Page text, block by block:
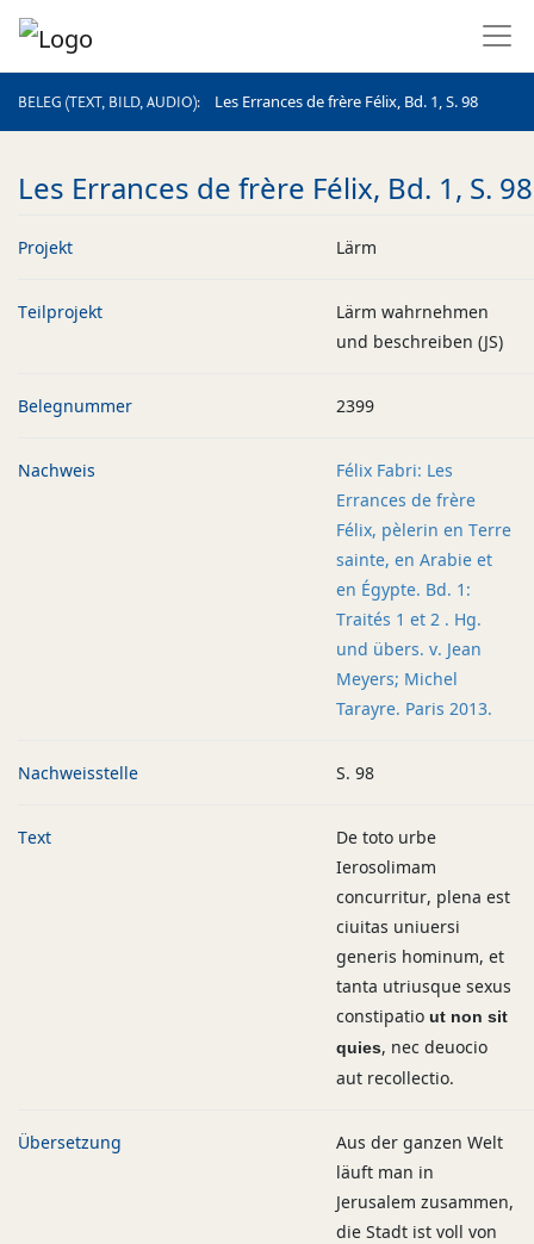
BELEG (TEXT, BILD, AUDIO) Les Errances de frère Félix, Bd. 1, S. 98
BELEG (TEXT, BILD, AUDIO)
Les Errances de frère Félix, Bd. 1, S. 98
Projekt Lärm
Teilprojekt
Lärm wahrnehmen
und beschreiben (JS)
Belegnummer 2399
Nachweis
Félix Fabri: Les
Errances de frère
Félix, pèlerin en Terre
sainte, en Arabie et
en Égypte. Bd. 1:
Traités 1 et 2 . Hg.
und übers. v. Jean
Meyers; Michel
Tarayre. Paris 2013.
Nachweisstelle S. 98
Text
De toto urbe
Ierosolimam
concurritur, plena est
ciuitas uniuersi
generis hominum, et
tanta utriusque sexus
constipatio ut non sit
quies, nec deuocio
aut recollectio.
Übersetzung
Aus der ganzen Welt
läuft man in
Jerusalem zusammen,
die Stadt ist voll von